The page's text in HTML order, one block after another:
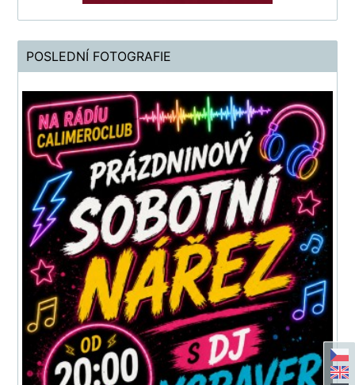
POSLEDNÍ FOTOGRAFIE